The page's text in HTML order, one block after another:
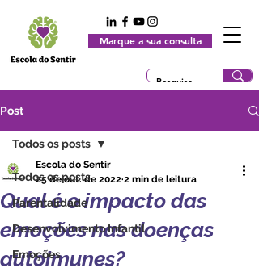
Marque a sua consulta
Post
Todos os posts
Parentalidade
Desenvolvimento Infantil
Emoções
Todos os posts
Qual é o impacto das
emoções nas doenças
autoimunes?
Escola do Sentir
25 de out. de 2022 2 min de leitura